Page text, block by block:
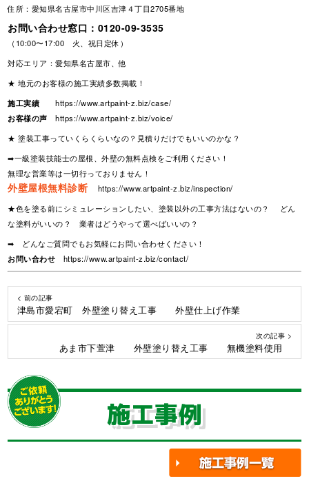
住所：愛知県名古屋市中川区吉津４丁目2705番地
お問い合わせ窓口： 0120-09-3535
（10:00〜17:00 火、祝日定休）
対応エリア：愛知県名古屋市、他
★ 地元のお客様の施工実績多数掲載！
施工実績
https://www.artpaint-z.biz/case/
お客様の声
https://www.artpaint-z.biz/voice/
★ 塗装工事っていくらくらいなの？見積りだけでもいいのかな？
➡一級塗装技能士の屋根、外壁の無料点検をご利用ください！
無理な営業等は一切行っておりません！
外壁屋根無料診断
https://www.artpaint-z.biz/inspection/
★色を塗る前にシミュレーションしたい、塗装以外の工事方法はないの？ どん
な塗料がいいの？ 業者はどうやって選べばいいの？
➡ どんなご質問でもお気軽にお問い合わせください！
お問い合わせ
https://www.artpaint-z.biz/contact/
< 前の記事
津島市愛宕町 外壁塗り替え工事 外壁仕上げ作業
次の記事 >
あま市下萱津 外壁塗り替え工事 無機塗料使用
施工事例